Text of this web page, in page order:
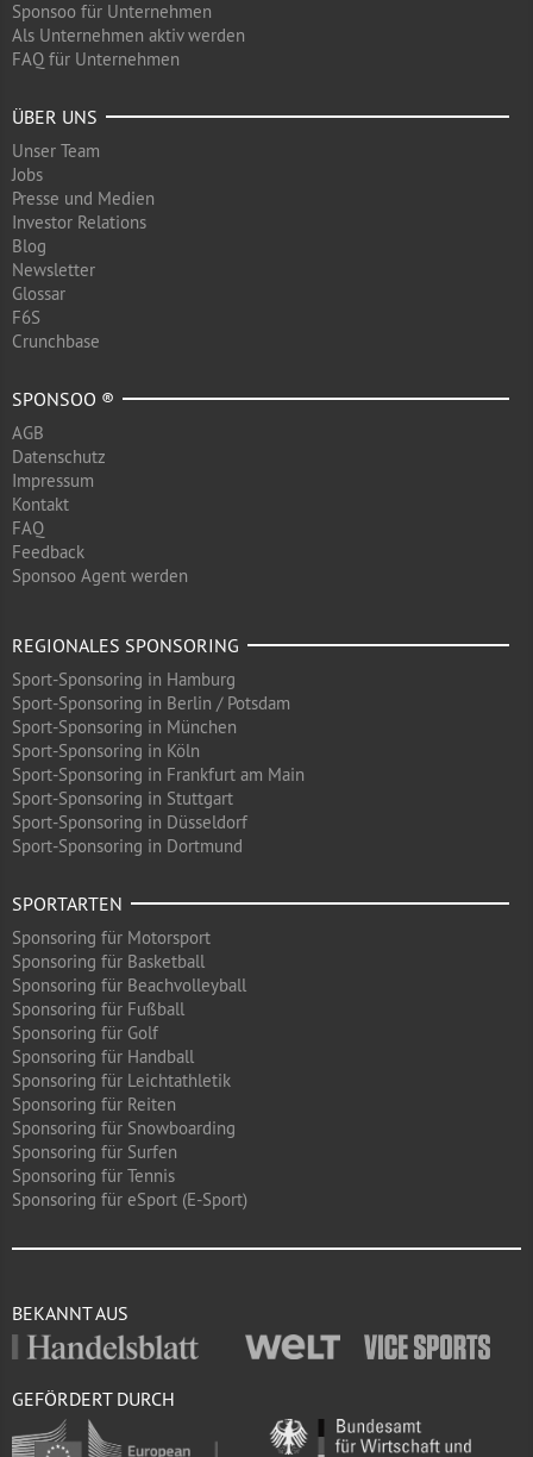
Sponsoo für Unternehmen
Als Unternehmen aktiv werden
FAQ für Unternehmen
ÜBER UNS
Unser Team
Jobs
Presse und Medien
Investor Relations
Blog
Newsletter
Glossar
F6S
Crunchbase
SPONSOO ®
AGB
Datenschutz
Impressum
Kontakt
FAQ
Feedback
Sponsoo Agent werden
REGIONALES SPONSORING
Sport-Sponsoring in Hamburg
Sport-Sponsoring in Berlin / Potsdam
Sport-Sponsoring in München
Sport-Sponsoring in Köln
Sport-Sponsoring in Frankfurt am Main
Sport-Sponsoring in Stuttgart
Sport-Sponsoring in Düsseldorf
Sport-Sponsoring in Dortmund
SPORTARTEN
Sponsoring für Motorsport
Sponsoring für Basketball
Sponsoring für Beachvolleyball
Sponsoring für Fußball
Sponsoring für Golf
Sponsoring für Handball
Sponsoring für Leichtathletik
Sponsoring für Reiten
Sponsoring für Snowboarding
Sponsoring für Surfen
Sponsoring für Tennis
Sponsoring für eSport (E-Sport)
BEKANNT AUS
GEFÖRDERT DURCH